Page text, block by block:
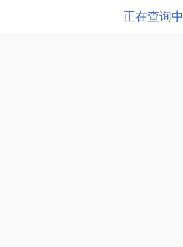
正在查询中